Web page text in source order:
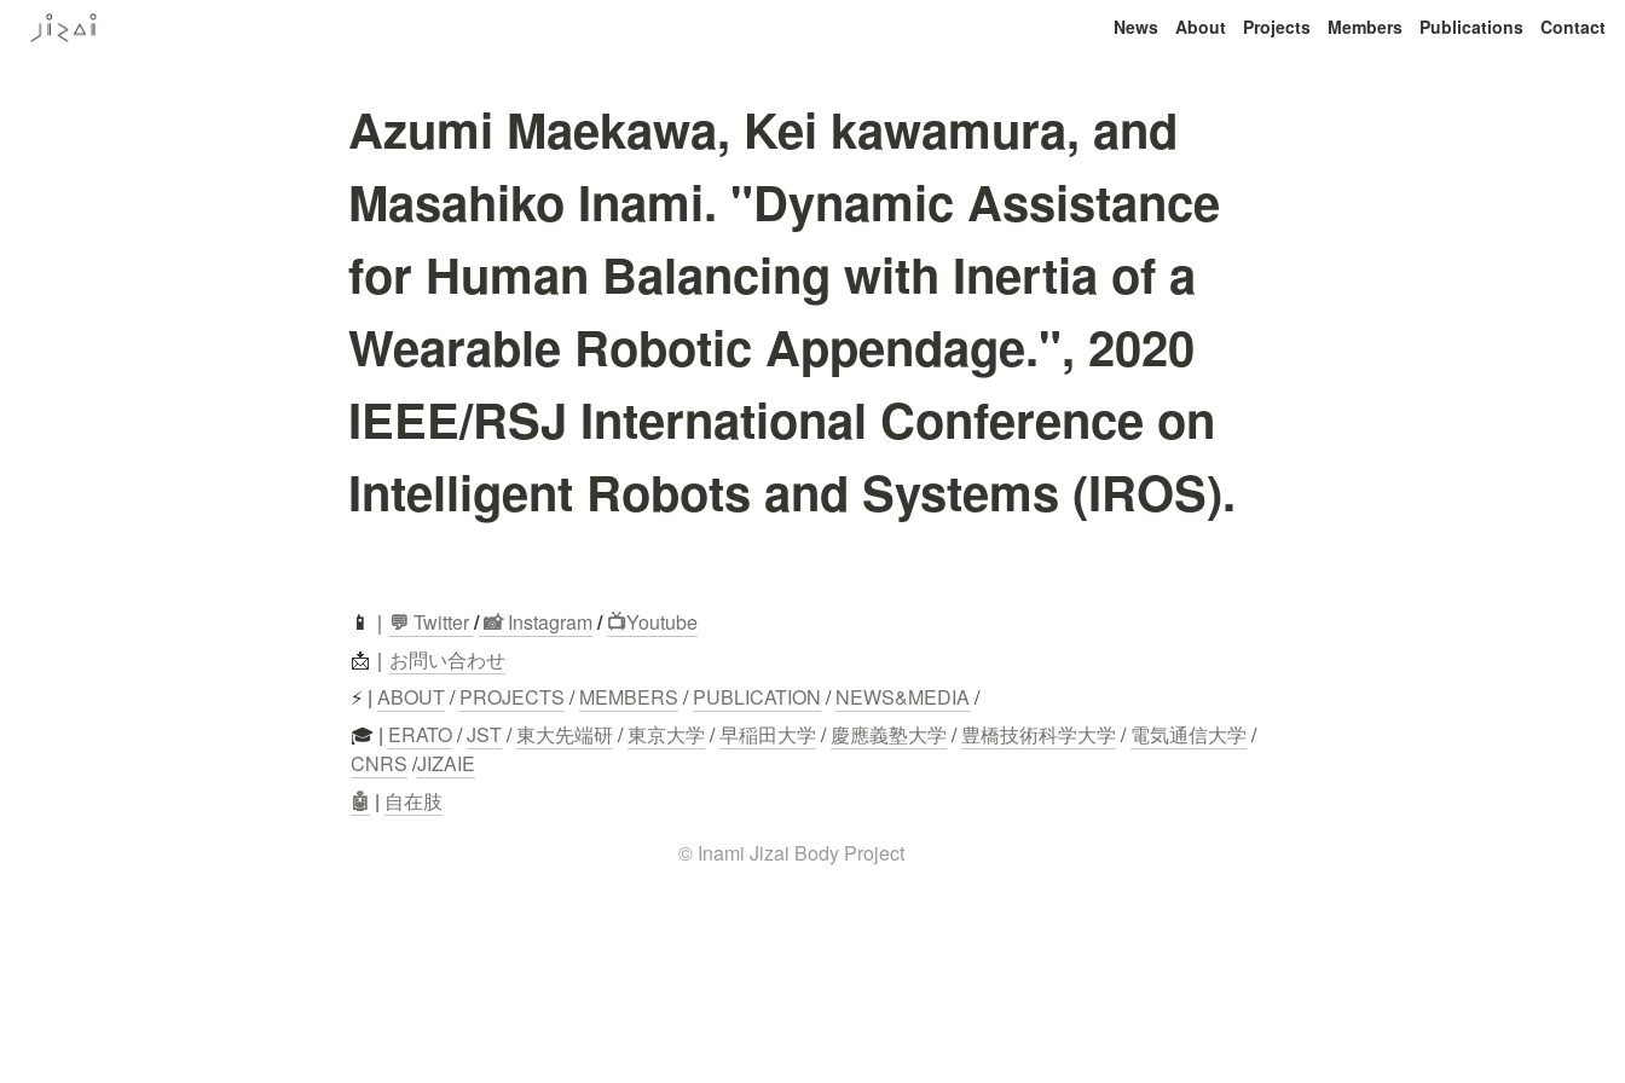
News About Projects Members Publications Contact
Azumi Maekawa, Kei kawamura, and
Masahiko Inami. "Dynamic Assistance
for Human Balancing with Inertia of a
Wearable Robotic Appendage.", 2020
IEEE/RSJ International Conference on
Intelligent Robots and Systems (IROS).
📱 ｜ 💬 Twitter/ 📸 Instagram / 📺Youtube
📩｜ お問い合わせ
⚡ | ABOUT / PROJECTS / MEMBERS / PUBLICATION / NEWS&MEDIA /
🎓 | ERATO / JST / 東大先端研 / 東京大学 / 早稲田大学 / 慶應義塾大学 / 豊橋技術科学大学 / 電気通信大学 /
CNRS /JIZAIE
🤖 | 自在肢
© Inami Jizai Body Project